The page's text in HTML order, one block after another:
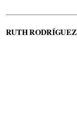
RUTH RODRÍGUEZ